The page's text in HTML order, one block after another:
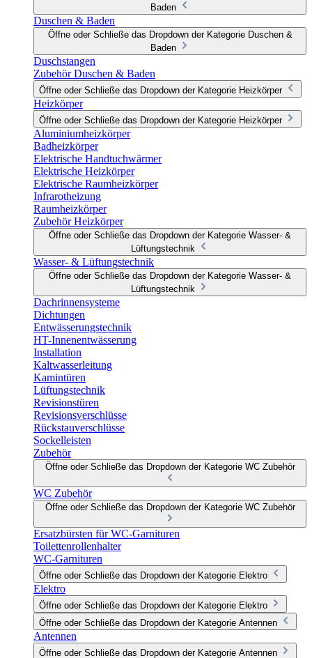
Baden
Duschen & Baden
Öffne oder Schließe das Dropdown der Kategorie Duschen &
Baden
Duschstangen
Zubehör Duschen & Baden
Öffne oder Schließe das Dropdown der Kategorie Heizkörper
Heizkörper
Öffne oder Schließe das Dropdown der Kategorie Heizkörper
Aluminiumheizkörper
Badheizkörper
Elektrische Handtuchwärmer
Elektrische Heizkörper
Elektrische Raumheizkörper
Infrarotheizung
Raumheizkörper
Zubehör Heizkörper
Öffne oder Schließe das Dropdown der Kategorie Wasser- &
Lüftungstechnik
Wasser- & Lüftungstechnik
Öffne oder Schließe das Dropdown der Kategorie Wasser- &
Lüftungstechnik
Dachrinnensysteme
Dichtungen
Entwässerungstechnik
HT-Innenentwässerung
Installation
Kaltwasserleitung
Kamintüren
Lüftungstechnik
Revisionstüren
Revisionsverschlüsse
Rückstauverschlüsse
Sockelleisten
Zubehör
Öffne oder Schließe das Dropdown der Kategorie WC Zubehör
WC Zubehör
Öffne oder Schließe das Dropdown der Kategorie WC Zubehör
Ersatzbürsten für WC-Garnituren
Toilettenrollenhalter
WC-Garnituren
Öffne oder Schließe das Dropdown der Kategorie Elektro
Elektro
Öffne oder Schließe das Dropdown der Kategorie Elektro
Öffne oder Schließe das Dropdown der Kategorie Antennen
Antennen
Öffne oder Schließe das Dropdown der Kategorie Antennen